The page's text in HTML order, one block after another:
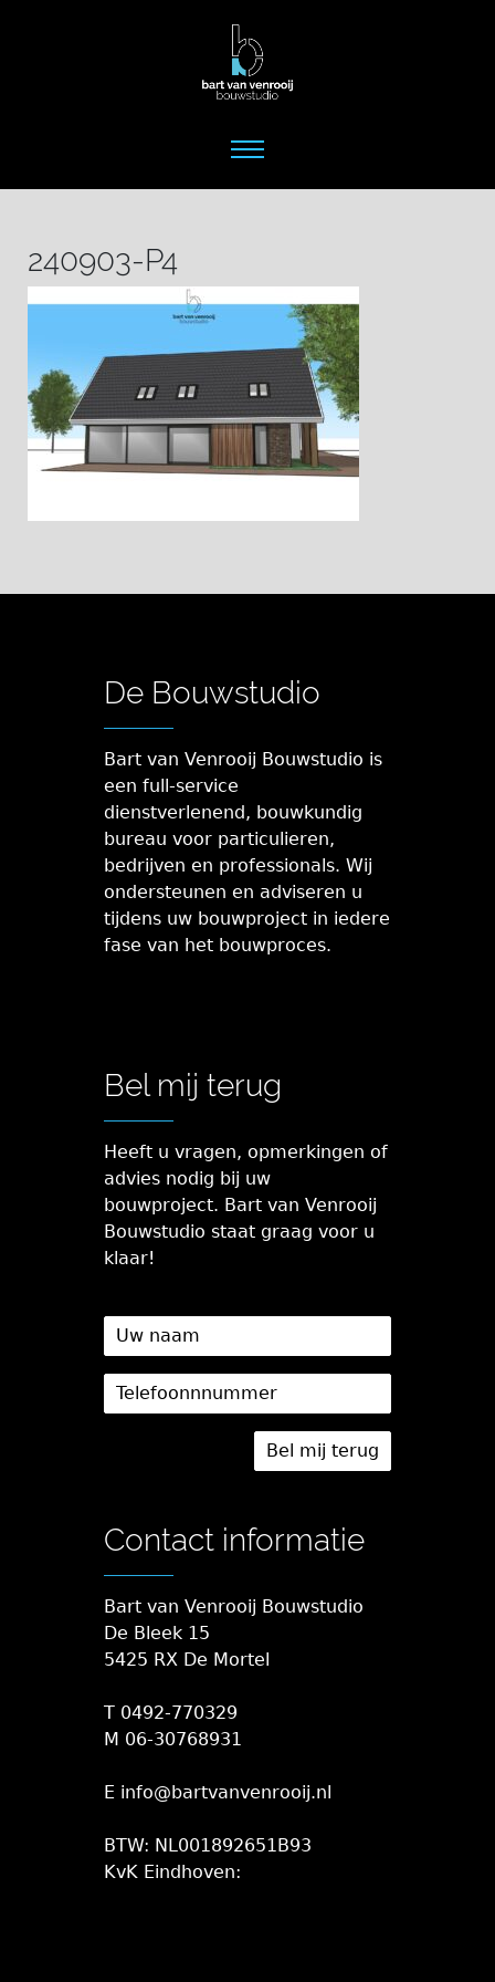
240903-P4
De Bouwstudio
Bart van Venrooij Bouwstudio is
een full-service
dienstverlenend, bouwkundig
bureau voor particulieren,
bedrijven en professionals. Wij
ondersteunen en adviseren u
tijdens uw bouwproject in iedere
fase van het bouwproces.
Bel mij terug
Heeft u vragen, opmerkingen of
advies nodig bij uw
bouwproject. Bart van Venrooij
Bouwstudio staat graag voor u
klaar!
Contact informatie
Bart van Venrooij Bouwstudio
De Bleek 15
5425 RX De Mortel
T 0492-770329
M 06-30768931
E info@bartvanvenrooij.nl
BTW: NL001892651B93
KvK Eindhoven: